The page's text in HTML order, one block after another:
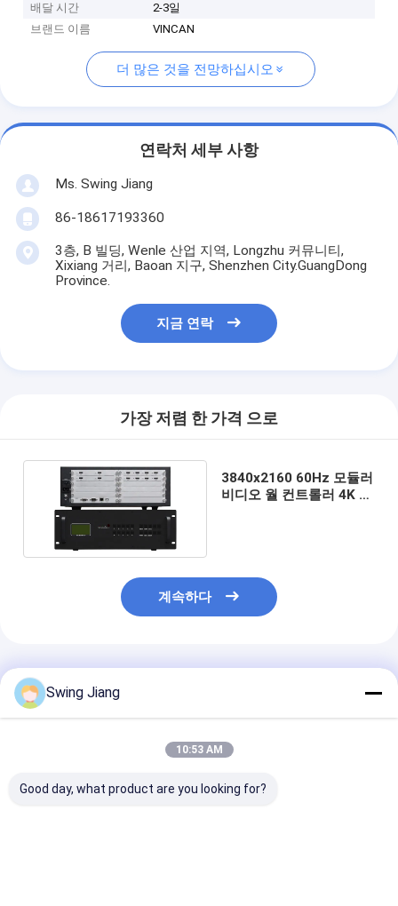
배달 시간
2-3일
브랜드 이름
VINCAN
더 많은 것을 전망하십시오
연락처 세부 사항
Ms. Swing Jiang
86-18617193360
3층, B 빌딩, Wenle 산업 지역, Longzhu 커뮤니티,
Xixiang 거리, Baoan 지구, Shenzhen City.GuangDong
Province.
지금 연락
가장 저렴 한 가격 으로
3840x2160 60Hz 모듈러
비디오 월 컨트롤러 4K 아
계속하다
추천된 제품
Swing Jiang
10:53 AM
Good day, what product are you looking for?